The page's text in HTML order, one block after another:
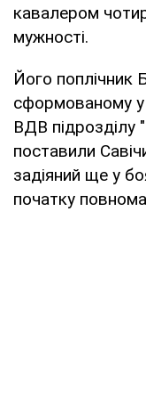
кавалером
мужності.
Його поплічник
сформованому у
ВДВ підрозділу
поставили
задіяний ще у
початку